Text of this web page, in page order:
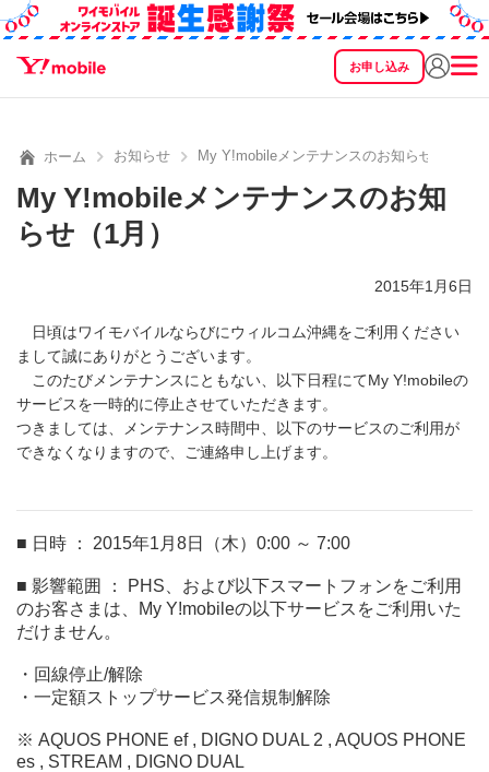
お申し込み
SEARCH
ホーム お知らせ My Y!mobileメンテナンスのお知らせ（1月）
My Y!mobileメンテナンスのお知
らせ（1月）
2015年1月6日
日頃はワイモバイルならびにウィルコム沖縄をご利用ください
まして誠にありがとうございます。
このたびメンテナンスにともない、以下日程にてMy Y!mobileの
サービスを一時的に停止させていただきます。
つきましては、メンテナンス時間中、以下のサービスのご利用が
できなくなりますので、ご連絡申し上げます。
■ 日時 ： 2015年1月8日（木）0:00 ～ 7:00
■ 影響範囲 ： PHS、および以下スマートフォンをご利用
のお客さまは、My Y!mobileの以下サービスをご利用いた
だけません。
・回線停止/解除
・一定額ストップサービス発信規制解除
※ AQUOS PHONE ef , DIGNO DUAL 2 , AQUOS PHONE
es , STREAM , DIGNO DUAL